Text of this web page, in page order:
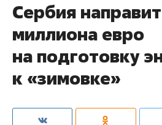
Сербия
миллиона евро
на подготовку
к «зимовке»